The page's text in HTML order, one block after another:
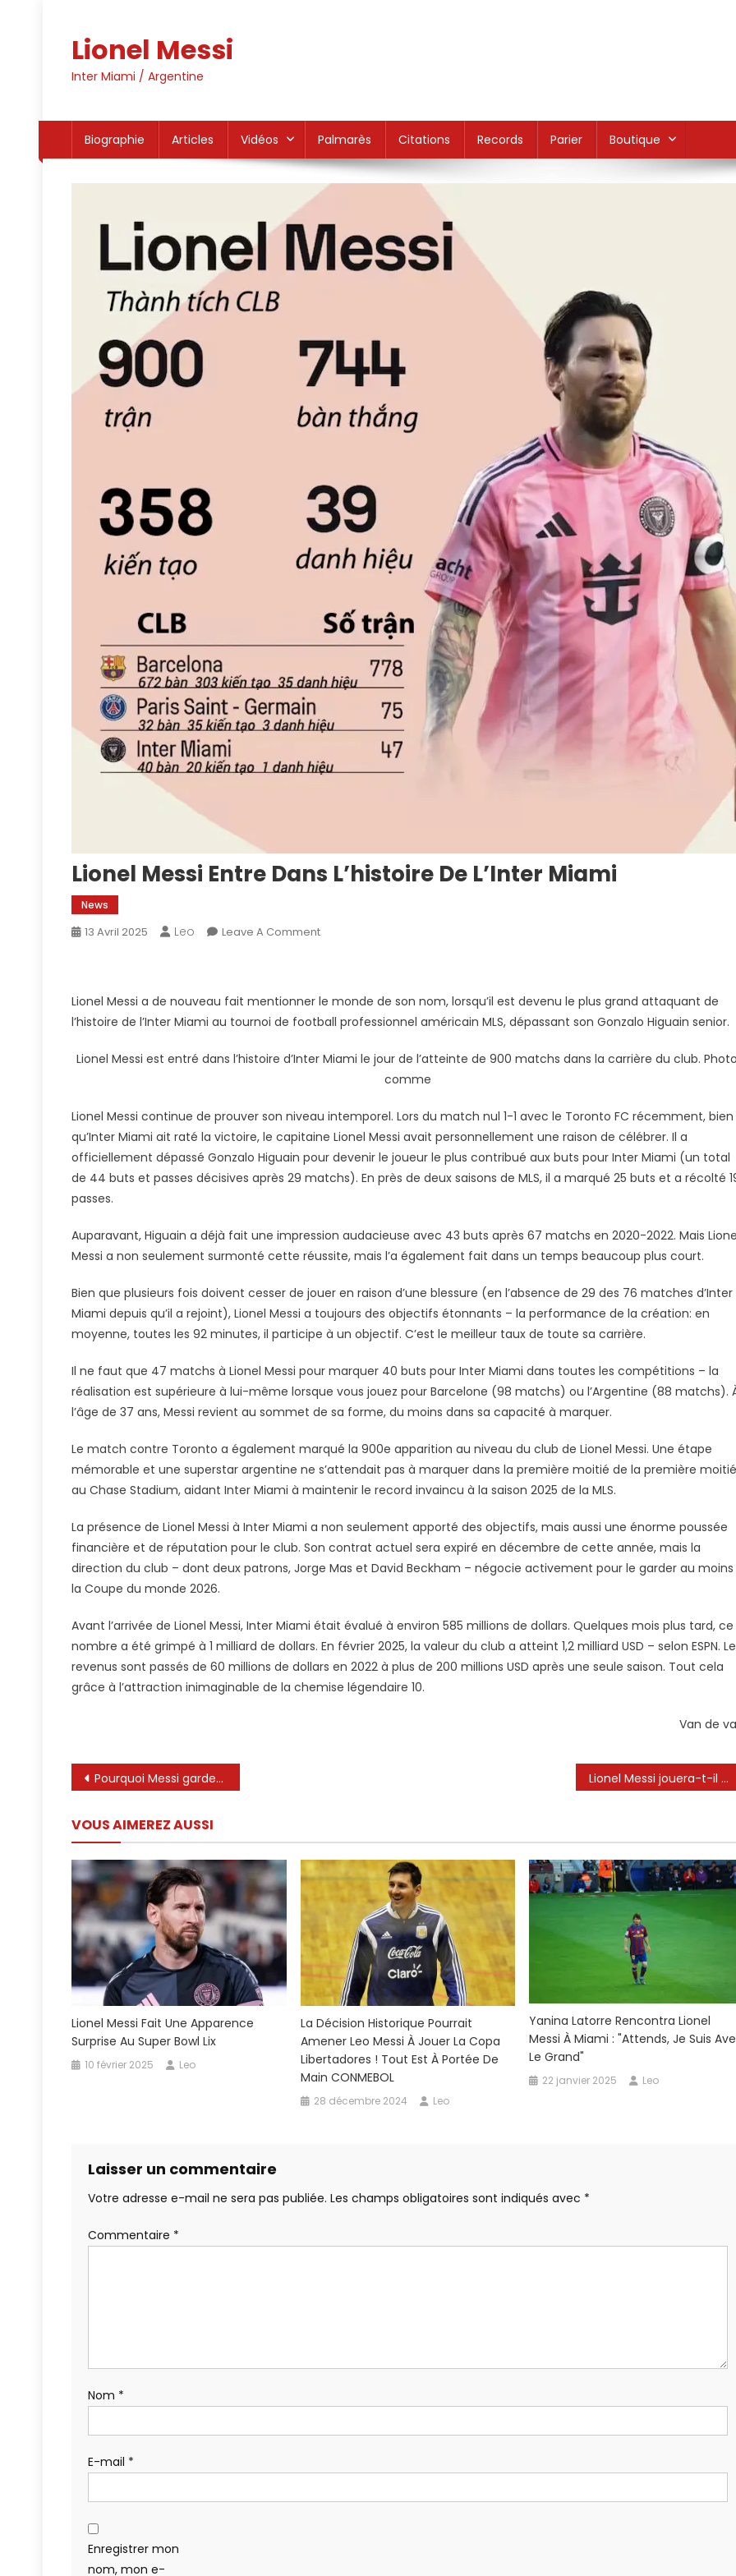
Lionel Messi
Inter Miami / Argentine
Biographie Articles Vidéos Palmarès Citations Records Parier Boutique
Lionel Messi Entre Dans L’histoire De L’Inter Miami
News
13 Avril 2025 Leo Leave A CommentOn
Dans
L’histoire
L’Inter
Lionel Messi a de nouveau fait mentionner le monde de son nom, lorsqu’il est devenu le plus grand attaquant de
l’histoire de l’Inter Miami au tournoi de football professionnel américain MLS, dépassant son Gonzalo Higuain senior.
Lionel Messi est entré dans l’histoire d’Inter Miami le jour de l’atteinte de 900 matchs dans la carrière du club.
comme
Lionel Messi continue de prouver son niveau intemporel. Lors du match nul 1-1 avec le Toronto FC récemment, bien
qu’Inter Miami ait raté la victoire, le capitaine Lionel Messi avait personnellement une raison de célébrer. Il a
officiellement dépassé Gonzalo Higuain pour devenir le joueur le plus contribué aux buts pour Inter Miami (un total
de 44 buts et passes décisives après 29 matchs). En près de deux saisons de MLS, il a marqué 25 buts et a récolté
passes.
Auparavant, Higuain a déjà fait une impression audacieuse avec 43 buts après 67 matchs en 2020-2022. Mais
Messi a non seulement surmonté cette réussite, mais l’a également fait dans un temps beaucoup plus court.
Bien que plusieurs fois doivent cesser de jouer en raison d’une blessure (en l’absence de 29 des 76 matches d’Inter
Miami depuis qu’il a rejoint), Lionel Messi a toujours des objectifs étonnants – la performance de la création: en
moyenne, toutes les 92 minutes, il participe à un objectif. C’est le meilleur taux de toute sa carrière.
Il ne faut que 47 matchs à Lionel Messi pour marquer 40 buts pour Inter Miami dans toutes les compétitions – la
réalisation est supérieure à lui-même lorsque vous jouez pour Barcelone (98 matchs) ou l’Argentine (88 matchs).
l’âge de 37 ans, Messi revient au sommet de sa forme, du moins dans sa capacité à marquer.
Le match contre Toronto a également marqué la 900e apparition au niveau du club de Lionel Messi. Une étape
mémorable et une superstar argentine ne s’attendait pas à marquer dans la première moitié de la première moitié
au Chase Stadium, aidant Inter Miami à maintenir le record invaincu à la saison 2025 de la MLS.
La présence de Lionel Messi à Inter Miami a non seulement apporté des objectifs, mais aussi une énorme poussée
financière et de réputation pour le club. Son contrat actuel sera expiré en décembre de cette année, mais la
direction du club – dont deux patrons, Jorge Mas et David Beckham – négocie activement pour le garder au
la Coupe du monde 2026.
Avant l’arrivée de Lionel Messi, Inter Miami était évalué à environ 585 millions de dollars. Quelques mois plus tard, ce
nombre a été grimpé à 1 milliard de dollars. En février 2025, la valeur du club a atteint 1,2 milliard USD – selon ESPN.
revenus sont passés de 60 millions de dollars en 2022 à plus de 200 millions USD après une seule saison. Tout cela
grâce à l’attraction inimaginable de la chemise légendaire 10.
Van de
Navigation
l’article
Pourquoi Messi garde à distance des fans féminines Lionel Messi jouera-t-il ce soir pour Inter Miami vs Chicago Fire dans MLS 2025?
VOUS AIMEREZ AUSSI
Lionel Messi Fait Une Apparence
Surprise Au Super Bowl Lix
10 février 2025 Leo
La Décision Historique Pourrait
Amener Leo Messi À Jouer La Copa
Libertadores ! Tout Est À Portée De
Main CONMEBOL
28 décembre 2024 Leo
Yanina Latorre Rencontra Lionel
Messi À Miami : "Attends, Je Suis
Le Grand"
22 janvier 2025 Leo
Laisser un commentaire
Votre adresse e-mail ne sera pas publiée. Les champs obligatoires sont indiqués avec *
Commentaire *
Nom *
E-mail *
Enregistrer mon
nom, mon e-